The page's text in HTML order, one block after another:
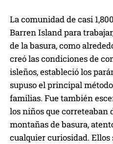
La comunidad de casi
Barren Island para
de la basura, como
creó las condiciones de
isleños, estableció los
supuso el principal
familias. Fue también
los niños que correteaban
montañas de basura,
cualquier curiosidad.